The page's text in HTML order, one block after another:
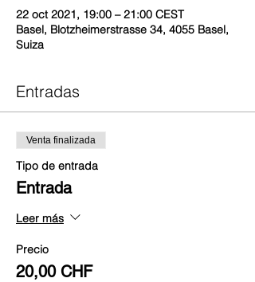
22 oct 2021, 19:00 – 21:00 CEST
Basel, Blotzheimerstrasse 34, 4055 Basel,
Suiza
Entradas
Venta finalizada
Tipo de entrada
Entrada
Leer más
Precio
20,00 CHF